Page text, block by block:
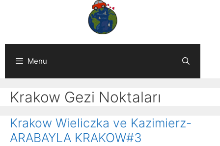
Menu
Krakow Gezi Noktaları
Krakow Wieliczka ve Kazimierz-
ARABAYLA KRAKOW#3